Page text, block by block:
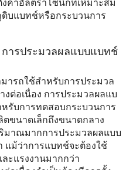
บแบทช์หรือกระบวนการ
ารประมวลผลแบบแบทช์
ารถใช้สําหรับการประมวล
ต่อเนื่อง การประมวลผลแบ
รับการทดสอบกระบวนการ
ขนาดเล็กถึงขนาดกลาง
มาณมากการประมวลผลแบบ
แม้ว่าการแบทช์จะต้องใช้
ะแรงงานมากกว่า